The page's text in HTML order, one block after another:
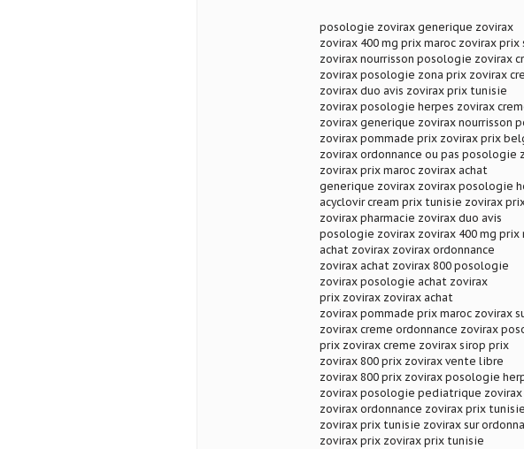
posologie zovirax generique zovirax
zovirax 400 mg prix maroc zovirax prix
zovirax nourrisson posologie zovirax
zovirax posologie zona prix zovirax
zovirax duo avis zovirax prix tunisie
zovirax posologie herpes zovirax
zovirax generique zovirax nourrisson
zovirax pommade prix zovirax prix
zovirax ordonnance ou pas posologie
zovirax prix maroc zovirax achat
generique zovirax zovirax posologie
acyclovir cream prix tunisie zovirax
zovirax pharmacie zovirax duo avis
posologie zovirax zovirax 400 mg prix
achat zovirax zovirax ordonnance
zovirax achat zovirax 800 posologie
zovirax posologie achat zovirax
prix zovirax zovirax achat
zovirax pommade prix maroc zovirax
zovirax creme ordonnance zovirax
prix zovirax creme zovirax sirop prix
zovirax 800 prix zovirax vente libre
zovirax 800 prix zovirax posologie
zovirax posologie pediatrique zovirax
zovirax ordonnance zovirax prix tunisie
zovirax prix tunisie zovirax sur
zovirax prix zovirax prix tunisie